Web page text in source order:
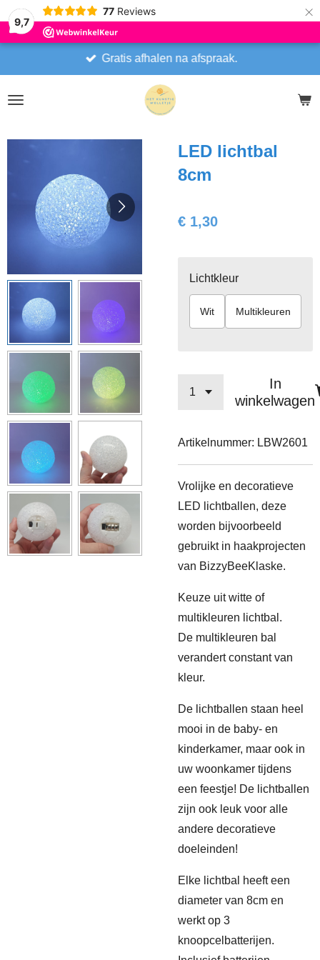
9,7
77 Reviews ×
Gratis afhalen na afspraak.
LED lichtbal
8cm
€ 1,30
Lichtkleur
Wit Multikleuren
In
winkelwagen
Artikelnummer: LBW2601
Vrolijke en decoratieve
LED lichtballen, deze
worden bijvoorbeeld
gebruikt in haakprojecten
van BizzyBeeKlaske.
Keuze uit witte of
multikleuren lichtbal.
De multikleuren bal
verandert constant van
kleur.
De lichtballen staan heel
mooi in de baby- en
kinderkamer, maar ook in
uw woonkamer tijdens
een feestje! De lichtballen
zijn ook leuk voor alle
andere decoratieve
doeleinden!
Elke lichtbal heeft een
diameter van 8cm en
werkt op 3
knoopcelbatterijen.